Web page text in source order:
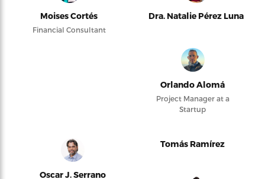
Moises Cortés
Financial Consultant
Dra. Natalie Pérez Luna
Orlando Alomá
Project Manager at a
Startup
Oscar J. Serrano
Tomás Ramírez